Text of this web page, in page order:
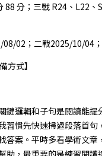
88 分；三戰 R24、L22、
08/02；二戰2025/10/04
方式】
鍵邏輯和子句是閱讀能提
習慣先快速掃過段落首句
答案。平時多看學術文章
助，最重要的是練習閱讀